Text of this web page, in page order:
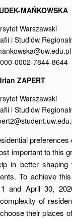
MAŃKOWSKA
Warszawski
i Studiów
0002-7844-8644
ZAPERT
Warszawski
i Studiów
important to this
in better shaping
To achieve
and April 30,
of
their places